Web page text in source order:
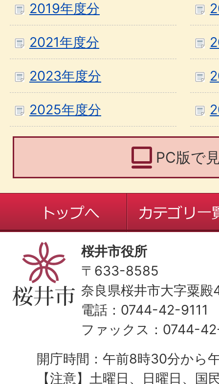
2019年度分
2021年度分
2023年度分
2025年度分
PC版で
桜井市役所
〒633-8585
奈良県桜井市大字粟
電話：0744-42-9111
ファックス：0744-
開庁時間：午前8時30分から
【注意】土曜日、日曜日、国